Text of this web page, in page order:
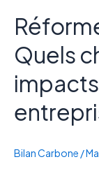
Quels
Bilan Carbone /